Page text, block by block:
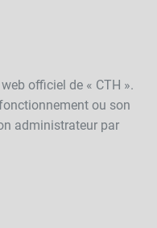
officiel de « CTH ».
ou son
administrateur par